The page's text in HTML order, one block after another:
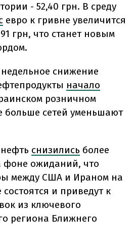
- 52,40 грн. В среду
евро к гривне увеличится
грн, что станет новым
снижение
начало
розничном
больше сетей уменьшают
снизились более
фоне ожиданий, что
между США и Ираном на
и приведут к
из ключевого
региона Ближнего